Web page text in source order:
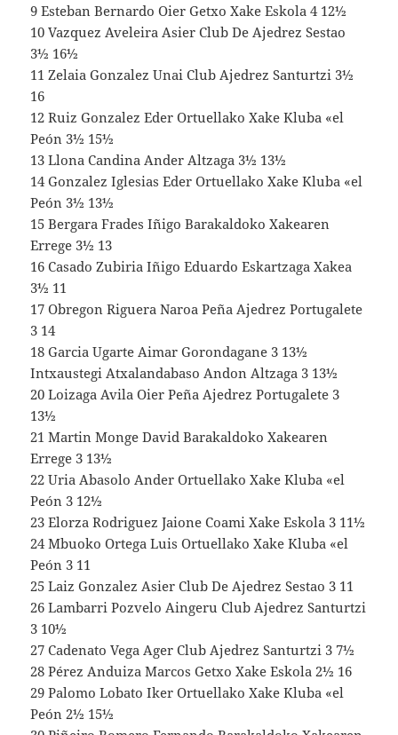
9 Esteban Bernardo Oier Getxo Xake Eskola 4 12½
10 Vazquez Aveleira Asier Club De Ajedrez Sestao
3½ 16½
11 Zelaia Gonzalez Unai Club Ajedrez Santurtzi 3½
16
12 Ruiz Gonzalez Eder Ortuellako Xake Kluba «el
Peón 3½ 15½
13 Llona Candina Ander Altzaga 3½ 13½
14 Gonzalez Iglesias Eder Ortuellako Xake Kluba «el
Peón 3½ 13½
15 Bergara Frades Iñigo Barakaldoko Xakearen
Errege 3½ 13
16 Casado Zubiria Iñigo Eduardo Eskartzaga Xakea
3½ 11
17 Obregon Riguera Naroa Peña Ajedrez Portugalete
3 14
18 Garcia Ugarte Aimar Gorondagane 3 13½
Intxaustegi Atxalandabaso Andon Altzaga 3 13½
20 Loizaga Avila Oier Peña Ajedrez Portugalete 3
13½
21 Martin Monge David Barakaldoko Xakearen
Errege 3 13½
22 Uria Abasolo Ander Ortuellako Xake Kluba «el
Peón 3 12½
23 Elorza Rodriguez Jaione Coami Xake Eskola 3 11½
24 Mbuoko Ortega Luis Ortuellako Xake Kluba «el
Peón 3 11
25 Laiz Gonzalez Asier Club De Ajedrez Sestao 3 11
26 Lambarri Pozvelo Aingeru Club Ajedrez Santurtzi
3 10½
27 Cadenato Vega Ager Club Ajedrez Santurtzi 3 7½
28 Pérez Anduiza Marcos Getxo Xake Eskola 2½ 16
29 Palomo Lobato Iker Ortuellako Xake Kluba «el
Peón 2½ 15½